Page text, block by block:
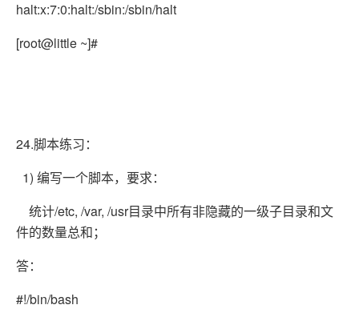
halt:x:7:0:halt:/sbin:/sbin/halt
[root@little ~]#
24.脚本练习：
1) 编写一个脚本，要求：
统计/etc, /var, /usr目录中所有非隐藏的一级子目录和文
件的数量总和；
答：
#!/bin/bash